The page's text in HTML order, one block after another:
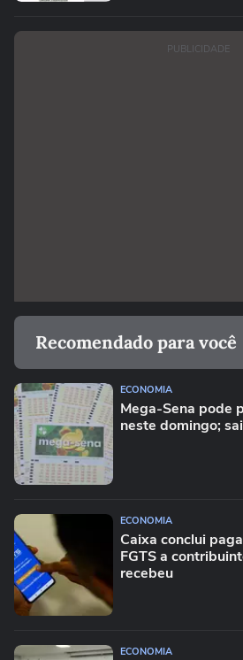
PUBLICIDADE
Recomendado para você
ECONOMIA
Mega-Sena pode
neste domingo;
ECONOMIA
Caixa conclui
FGTS a
recebeu
ECONOMIA